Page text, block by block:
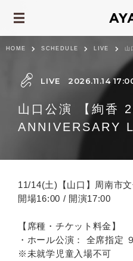
HOME SCHEDULE LIVE
LIVE 2026.11.14
山口公演 【絢香
ANNIVERSARY
11/14(土)【山口】周南市
開場16:00 / 開演17:00
【席種・チケット料金】
・ホール公演： 全席指定
※未就学児童入場不可